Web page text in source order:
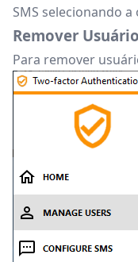
SMS selecionando
Remover
Para remover